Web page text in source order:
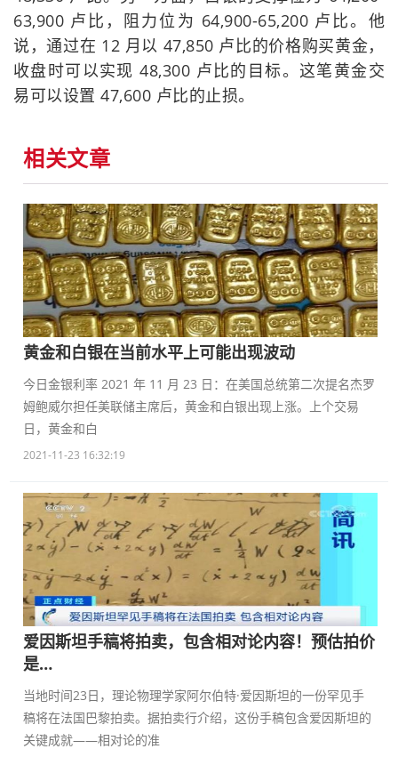
63,900 卢比，阻力位为 64,900-65,200 卢比。他
说，通过在 12 月以 47,850 卢比的价格购买黄金，
收盘时可以实现 48,300 卢比的目标。这笔黄金交
易可以设置 47,600 卢比的止损。
相关文章
黄金和白银在当前水平上可能出现波动
今日金银利率 2021 年 11 月 23 日：在美国总统第二次提名杰罗
姆鲍威尔担任美联储主席后，黄金和白银出现上涨。上个交易
日，黄金和白
2021-11-23 16:32:19
爱因斯坦手稿将拍卖，包含相对论内容！预估拍价
是…
当地时间23日，理论物理学家阿尔伯特·爱因斯坦的一份罕见手
稿将在法国巴黎拍卖。据拍卖行介绍，这份手稿包含爱因斯坦的
关键成就——相对论的准